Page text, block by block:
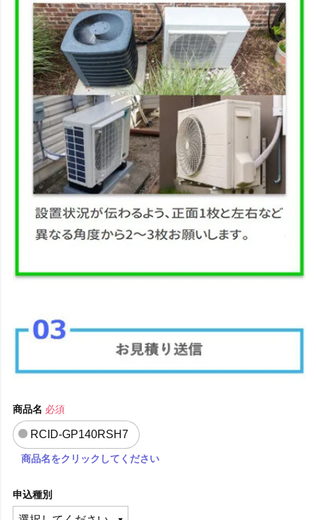
商品名 必須
RCID-GP140RSH7
商品名をクリックしてください
申込種別